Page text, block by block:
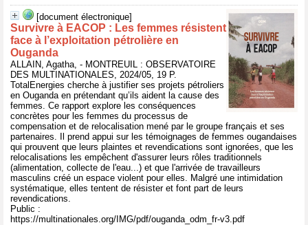
[document électronique]
Survivre à EACOP : Les femmes résistent
face à l’exploitation pétrolière en
Ouganda
ALLAIN, Agatha, - MONTREUIL : OBSERVATOIRE
DES MULTINATIONALES, 2024/05, 19 P.
TotalEnergies cherche à justifier ses projets pétroliers
en Ouganda en prétendant qu’ils aident la cause des
femmes. Ce rapport explore les conséquences
concrètes pour les femmes du processus de
compensation et de relocalisation mené par le groupe français et ses
partenaires. Il prend appui sur les témoignages de femmes ougandaises
qui prouvent que leurs plaintes et revendications sont ignorées, que les
relocalisations les empêchent d'assurer leurs rôles traditionnels
(alimentation, collecte de l'eau...) et que l'arrivée de travailleurs
masculins créé un espace violent pour elles. Malgré une intimidation
systématique, elles tentent de résister et font part de leurs
revendications.
Public :
https://multinationales.org/IMG/pdf/ouganda_odm_fr-v3.pdf